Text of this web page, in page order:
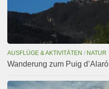
AUSFLÜGE & AKTIVITÄTEN / NATUR
Wanderung zum Puig d’Alaró